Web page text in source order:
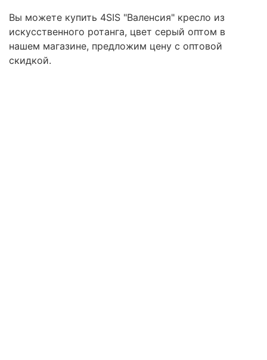
Вы можете купить 4SIS "Валенсия" кресло из
искусственного ротанга, цвет серый оптом в
нашем магазине, предложим цену с оптовой
скидкой.